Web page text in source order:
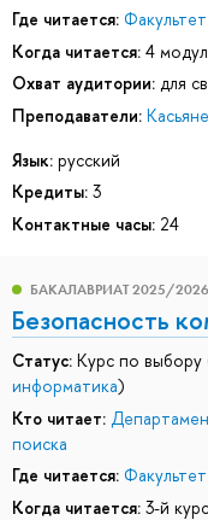
Где читается:
Когда читается: 4
Охват аудитории: для
Преподаватели:
Язык: русский
Кредиты: 3
Контактные часы: 24
БАКАЛАВРИАТ 2025/2026
Безопасность
Статус: Курс по выбору
информатика)
Кто читает:
поиска
Где читается:
Когда читается: 3-й